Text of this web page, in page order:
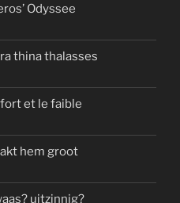
Odyssee
thina thalasses
et le faible
hem groot
uitzinnig?